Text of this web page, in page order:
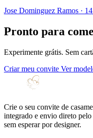
Jose Dominguez Ramos ·
Pronto para
Experimente grátis. Sem
Criar meu convite Ver
Crie o seu convite de
integrado e envio direto
sem esperar por designer.